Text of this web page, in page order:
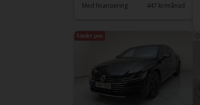
Med finansiering 447 kr/månad
Sänkt pris